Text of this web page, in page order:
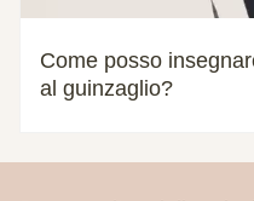
Come posso
al guinzaglio?